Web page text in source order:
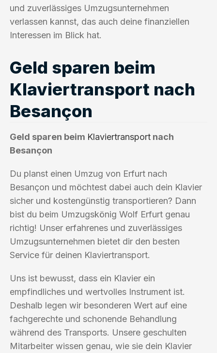
und zuverlässiges Umzugsunternehmen
verlassen kannst, das auch deine finanziellen
Interessen im Blick hat.
Geld sparen beim
Klaviertransport nach
Besançon
Geld sparen beim Klaviertransport nach
Besançon
Du planst einen Umzug von Erfurt nach
Besançon und möchtest dabei auch dein Klavier
sicher und kostengünstig transportieren? Dann
bist du beim Umzugskönig Wolf Erfurt genau
richtig! Unser erfahrenes und zuverlässiges
Umzugsunternehmen bietet dir den besten
Service für deinen Klaviertransport.
Uns ist bewusst, dass ein Klavier ein
empfindliches und wertvolles Instrument ist.
Deshalb legen wir besonderen Wert auf eine
fachgerechte und schonende Behandlung
während des Transports. Unsere geschulten
Mitarbeiter wissen genau, wie sie dein Klavier